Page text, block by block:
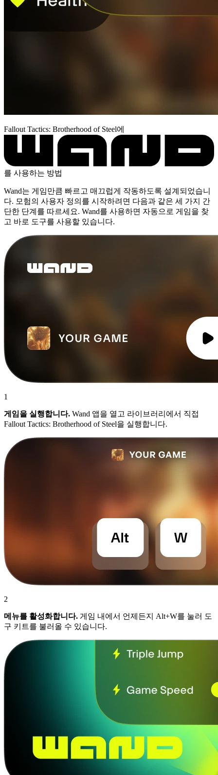
Fallout Tactics: Brotherhood of Steel에
를 사용하는 방법
Wand는 게임만큼 빠르고 매끄럽게 작동하도록 설계되었습니
다. 모험의 사용자 정의를 시작하려면 다음과 같은 세 가지 간
단한 단계를 따르세요. Wand를 사용하면 자동으로 게임을 찾
고 바로 도구를 사용할 있습니다.
1
게임을 실행합니다. Wand 앱을 열고 라이브러리에서 직접
Fallout Tactics: Brotherhood of Steel을 실행합니다.
2
메뉴를 활성화합니다. 게임 내에서 언제든지 Alt+W를 눌러 도
구 키트를 불러올 수 있습니다.